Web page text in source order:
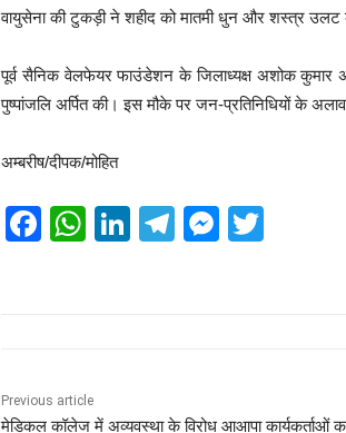
वायुसेना की टुकड़ी ने शहीद को मातमी धुन और शस्त्र उलट
पूर्व सैनिक वेलफेयर फाउंडेशन के जिलाध्यक्ष अशोक
पुष्पांजलि अर्पित की। इस मौके पर जन-प्रतिनिधियों के
अम्बरीष/दीपक/मोहित
F
o
W
p
Li
T
M
Previous article
मेडिकल कॉलेज में अव्यवस्था के विरोध आआपा कार्यकर्ताओं